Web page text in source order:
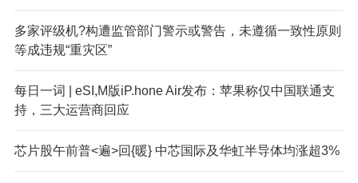
多家评级机?构遭监管部门警示或警告，未遵循一致性原则
等成违规“重灾区”
每日一词 | eSI,M版iP.hone Air发布：苹果称仅中国联通支
持，三大运营商回应
芯片股午前普<遍>回{暖} 中芯国际及华虹半导体均涨超3%